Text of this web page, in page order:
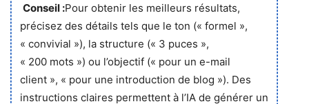
Conseil :Pour obtenir les meilleurs résultats,
précisez des détails tels que le ton (« formel »,
« convivial »), la structure (« 3 puces »,
« 200 mots ») ou l’objectif (« pour un e-mail
client », « pour une introduction de blog »). Des
instructions claires permettent à l’IA de générer un